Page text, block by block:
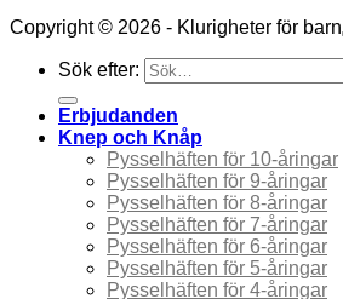
Copyright © 2026 - Klurigheter för barn
Sök efter:
Erbjudanden
Knep och Knåp
Pysselhäften för 10-åringar
Pysselhäften för 9-åringar
Pysselhäften för 8-åringar
Pysselhäften för 7-åringar
Pysselhäften för 6-åringar
Pysselhäften för 5-åringar
Pysselhäften för 4-åringar